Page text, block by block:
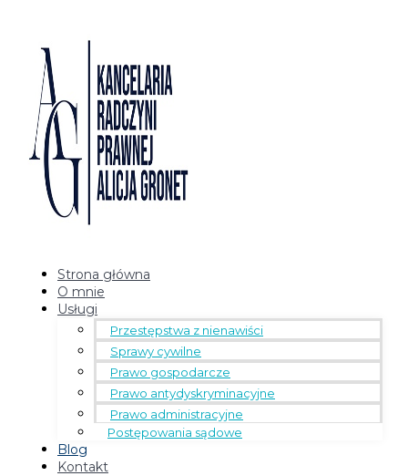
Strona główna
O mnie
Usługi
Przestępstwa z nienawiści
Sprawy cywilne
Prawo gospodarcze
Prawo antydyskryminacyjne
Prawo administracyjne
Postępowania sądowe
Blog
Kontakt